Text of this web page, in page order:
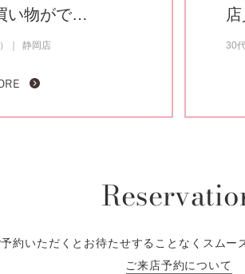
い物がで…
静岡店 30
約いただくとお待たせすることなくスムー
ご来店予約について